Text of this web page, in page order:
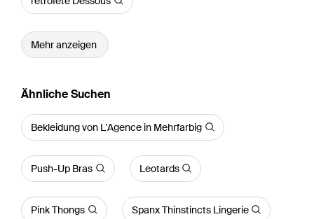
Mehr anzeigen
Ähnliche Suchen
Bekleidung von L'Agence in Mehrfarbig
Push-Up Bras Leotards
Pink Thongs Spanx Thinstincts Lingerie